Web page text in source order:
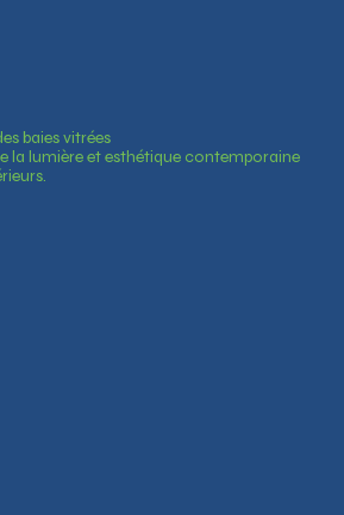
baies vitrées
la lumière et esthétique contemporaine